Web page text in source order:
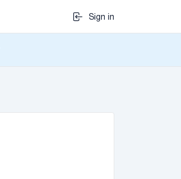
Sign in